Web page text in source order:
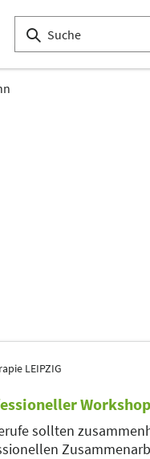
LEIPZIG
sollten